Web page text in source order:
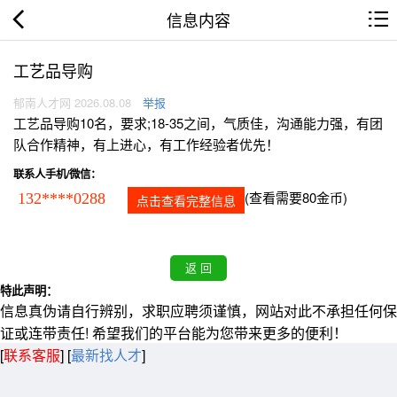
信息内容
工艺品导购
郁南人才网 2026.08.08 举报
工艺品导购10名，要求;18-35之间，气质佳，沟通能力强，有团
队合作精神，有上进心，有工作经验者优先！
联系人手机/微信：
132****0288 点击查看完整信息 (查看需要80金币)
特此声明：
信息真伪请自行辨别，求职应聘须谨慎，网站对此不承担任何保
证或连带责任! 希望我们的平台能为您带来更多的便利！
[联系客服] [最新找人才]